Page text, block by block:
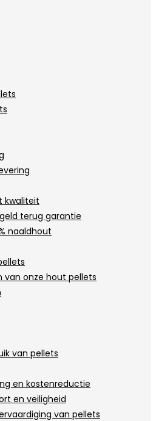
kwaliteit
terug garantie
naaldhout
van onze hout pellets
van pellets
en kostenreductie
en veiligheid
van pellets